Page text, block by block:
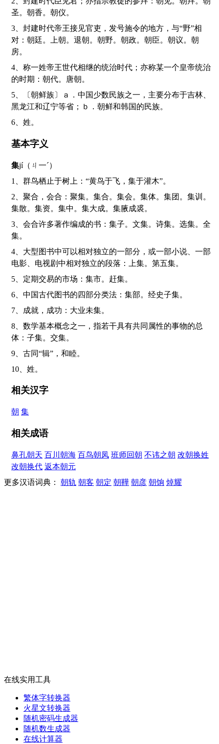
圣。朝香。朝仪。
3、封建时代帝王接见官吏，发号施令的地方，与“野”相
对：朝廷。上朝。退朝。朝野。朝政。朝臣。朝议。朝
房。
4、称一姓帝王世代相继的统治时代；亦称某一个皇帝统治
的时期：朝代。唐朝。
5、〔朝鲜族〕ａ．中国少数民族之一，主要分布于吉林、
黑龙江和辽宁等省；ｂ．朝鲜和韩国的民族。
6、姓。
基本字义
集jí（ㄐ一ˊ）
1、群鸟栖止于树上：“黄鸟于飞，集于灌木”。
2、聚合，会合：聚集。集合。集会。集体。集团。集训。
集散。集资。集中。集大成。集腋成裘。
3、会合许多著作编成的书：集子。文集。诗集。选集。全
集。
4、大型图书中可以相对独立的一部分，或一部小说、一部
电影、电视剧中相对独立的段落：上集。第五集。
5、定期交易的市场：集市。赶集。
6、中国古代图书的四部分类法：集部。经史子集。
7、成就，成功：大业未集。
8、数学基本概念之一，指若干具有共同属性的事物的总
体：子集。交集。
9、古同“辑”，和睦。
10、姓。
相关汉字
朝 集
相关成语
鼻孔朝天 百川朝海 百鸟朝凤 班师回朝 不讳之朝 改朝换姓
改朝换代 返本朝元
更多汉语词典： 朝轨 朝客 朝定 朝鞾 朝彦 朝饷 焯耀
在线实用工具
繁体字转换器
火星文转换器
随机密码生成器
随机数生成器
在线计算器